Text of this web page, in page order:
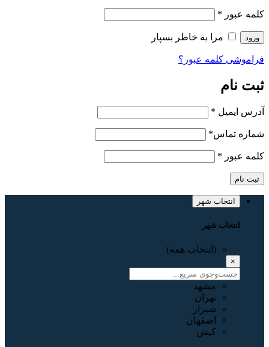
کلمه عبور *
ورود مرا به خاطر بسپار
فراموشی کلمه عبور؟
ثبت نام
آدرس ایمیل *
شماره تماس*
کلمه عبور *
ثبت نام
انتخاب شهر
انتخاب شهر
(انتخاب همه)
×
مشهد
تهران
شیراز
اصفهان
کیش